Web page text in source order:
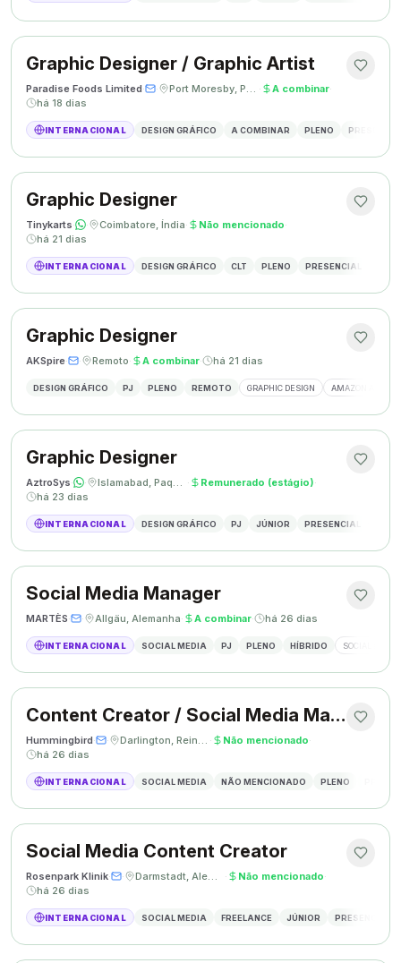
Graphic Designer / Graphic Artist
Paradise Foods Limited· · Port Moresby, Papua Nova Guiné · A combinar·
há 18 dias
INTERNACIONAL DESIGN GRÁFICO A COMBINAR PLENO
Graphic Designer
Tinykarts· · Coimbatore, Índia· Não mencionado·
há 21 dias
INTERNACIONAL DESIGN GRÁFICO CLT PLENO PRESENCIAL
Graphic Designer
AKSpire· · Remoto· A combinar· há 21 dias
DESIGN GRÁFICO PJ PLENO REMOTO GRAPHIC DESIGN AMAZON A+
Graphic Designer
AztroSys· · Islamabad, Paquistão · Remunerado (estágio)·
há 23 dias
INTERNACIONAL DESIGN GRÁFICO PJ JÚNIOR PRESENCIAL
Social Media Manager
MARTÈS· · Allgäu, Alemanha· A combinar· há 26 dias
INTERNACIONAL SOCIAL MEDIA PJ PLENO HÍBRIDO SOCIAL MEDIA
Content Creator / Social Media Manager
Hummingbird· · Darlington, Reino Unido · Não mencionado·
há 26 dias
INTERNACIONAL SOCIAL MEDIA NÃO MENCIONADO PLENO
Social Media Content Creator
Rosenpark Klinik· · Darmstadt, Alemanha · Não mencionado·
há 26 dias
INTERNACIONAL SOCIAL MEDIA FREELANCE JÚNIOR PRESENCIAL